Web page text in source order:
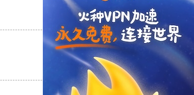
支持[0] 反对
支持